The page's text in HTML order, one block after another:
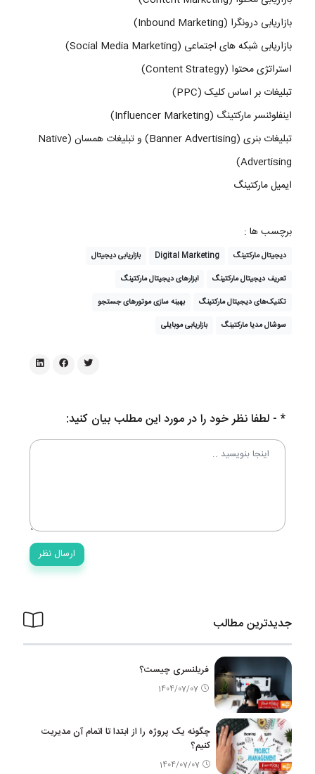
بازاریابی درونگرا (Inbound Marketing)
بازاریابی شبکه های اجتماعی (Social Media Marketing)
استراتژی محتوا (Content Strategy)
تبلیغات بر اساس کلیک (PPC)
اینفلوئنسر مارکتینگ (Influencer Marketing)
تبلیغات بنری (Banner Advertising) و تبلیغات همسان (Native
Advertising)
ایمیل مارکتینگ
برچسب ها :
دیجیتال مارکتینگ Digital Marketing
بازاریابی دیجیتال
تعریف دیجیتال مارکتینگ
ابزارهای دیجیتال مارکتینگ
تکنیک‌های دیجیتال مارکتینگ
بهینه سازی موتورهای جستجو
سوشال مدیا مارکتینگ
بازاریابی موبایلی
* - لطفا نظر خود را در مورد این مطلب بیان کنید:
جدیدترین مطالب
فریلنسری چیست؟
1404/07/07
چگونه یک پروژه را از ابتدا تا اتمام آن مدیریت
کنیم؟
1404/07/07